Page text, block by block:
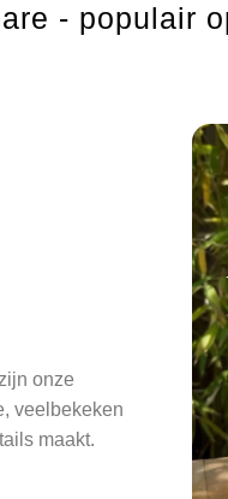
- populair
onze
veelbekeken
maakt.